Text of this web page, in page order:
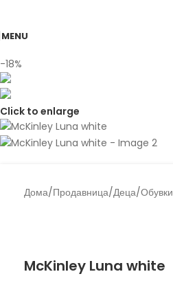
MENU
-18%
Click to enlarge
Дома/Продавница/Деца/Обувки
McKinley Luna white